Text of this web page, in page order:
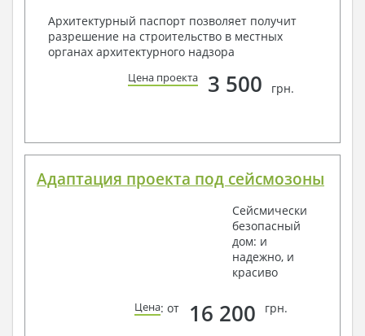
Архитектурный паспорт позволяет получит
разрешение на строительство в местных
органах архитектурного надзора
Цена проекта 3 500 грн.
Адаптация проекта под сейсмозоны
Сейсмически
безопасный
дом: и
надежно, и
красиво
Цена: от 16 200 грн.